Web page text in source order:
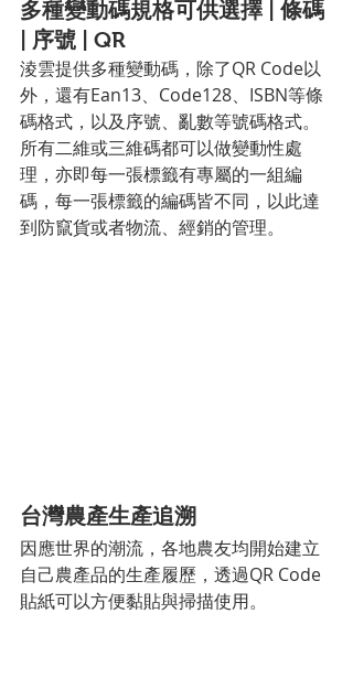
多種變動碼規格可供選擇 | 條碼
| 序號 | QR
淩雲提供多種變動碼，除了QR Code以
外，還有Ean13、Code128、ISBN等條
碼格式，以及序號、亂數等號碼格式。
所有二維或三維碼都可以做變動性處
理，亦即每一張標籤有專屬的一組編
碼，每一張標籤的編碼皆不同，以此達
到防竄貨或者物流、經銷的管理。
台灣農產生產追溯
因應世界的潮流，各地農友均開始建立
自己農產品的生產履歷，透過QR Code
貼紙可以方便黏貼與掃描使用。